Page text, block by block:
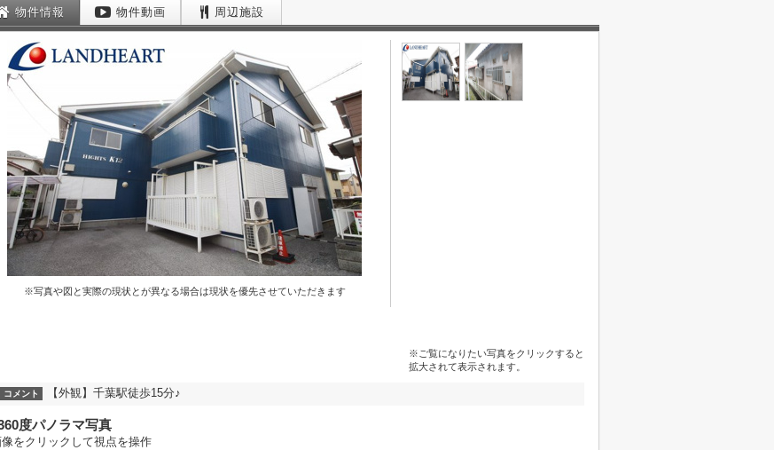
物件情報 物件動画 周辺施設
※写真や図と実際の現状とが異なる場合は現状を優先させていただきます
※ご覧になりたい写真をクリックすると
拡大されて表示されます。
コメント 【外観】千葉駅徒歩15分♪
度パノラマ写真
をクリックして視点を操作